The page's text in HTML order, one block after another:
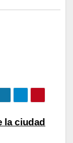
la ciudad